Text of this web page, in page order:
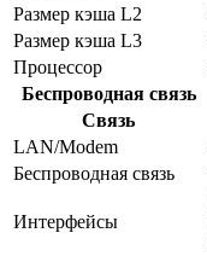
Размер кэша L2
Размер кэша L3
Процессор
Беспроводная связь
Связь
LAN/Modem
Беспроводная связь
Интерфейсы